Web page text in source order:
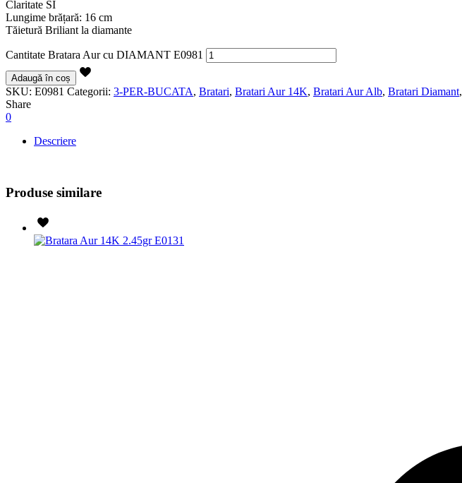
Claritate SI
Lungime brățară: 16 cm
Tăietură Briliant la diamante
Cantitate Bratara Aur cu DIAMANT E0981
Adaugă în coș
SKU: E0981 Categorii: 3-PER-BUCATA, Bratari, Bratari Aur 14K, Bratari Aur Alb, Bratari Diamant,
Share
0
Descriere
Produse similare